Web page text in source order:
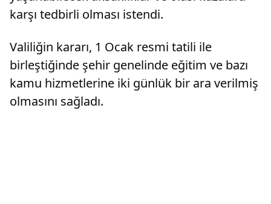
karşı tedbirli olması istendi.
Valiliğin kararı, 1 Ocak resmi tatili ile
birleştiğinde şehir genelinde eğitim ve bazı
kamu hizmetlerine iki günlük bir ara verilmiş
olmasını sağladı.